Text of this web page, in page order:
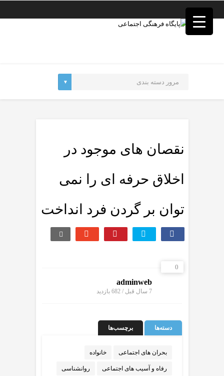
نقصان های موجود در
اخلاق حرفه ای را نمی
توان بر گردن فرد انداخت
0
adminweb
7 سال قبل / 682 بازدید
دسته‌ها برچسب‌ها
بحران های اجتماعی خانواده
رفاه و آسیب های اجتماعی روانشناسی